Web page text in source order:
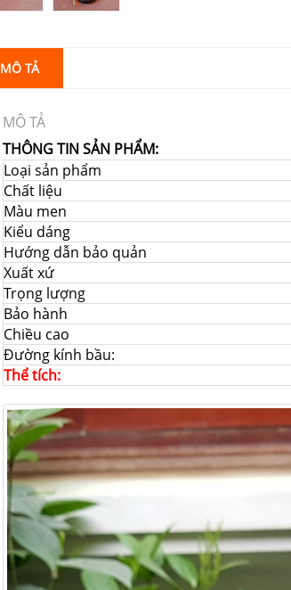
MÔ TẢ
MÔ TẢ
THÔNG TIN SẢN PHẨM:
Loại sản phẩm
Chất liệu
Màu men
Kiểu dáng
Hướng dẫn bảo quản
Xuất xứ
Trọng lượng
Bảo hành
Chiều cao
Đường kính bầu:
Thể tích: